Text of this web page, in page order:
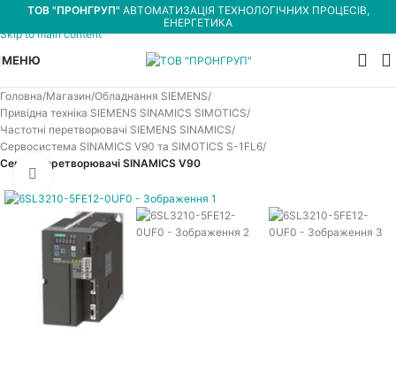
Skip to navigation
Skip to main content
ТОВ "ПРОНГРУП" АВТОМАТИЗАЦІЯ ТЕХНОЛОГІЧНИХ ПРОЦЕСІВ,
ЕНЕРГЕТИКА
МЕНЮ
Головна Магазин Обладнання SIEMENS
Привідна техніка SIEMENS SINAMICS SIMOTICS
Частотні перетворювачі SIEMENS SINAMICS
Сервосистема SINAMICS V90 та SIMOTICS S-1FL6
Серво-перетворювачі SINAMICS V90
Увеличить